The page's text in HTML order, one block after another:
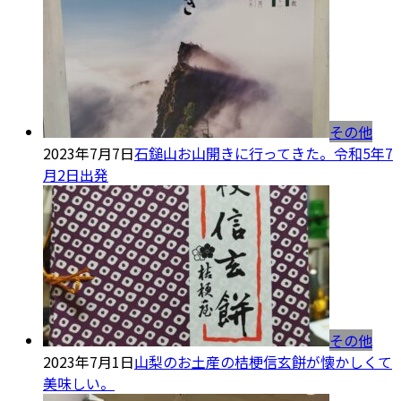
その他
2023年7月7日石鎚山お山開きに行ってきた。令和5年7
月2日出発
その他
2023年7月1日山梨のお土産の桔梗信玄餅が懐かしくて
美味しい。